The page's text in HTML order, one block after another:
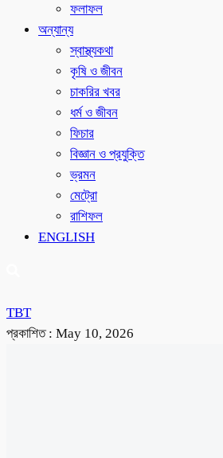
ফলাফল
অন্যান্য
স্বাস্থ্যকথা
কৃষি ও জীবন
চাকরির খবর
ধর্ম ও জীবন
ফিচার
বিজ্ঞান ও প্রযুক্তি
ভ্রমন
মেট্রো
রাশিফল
ENGLISH
TBT
প্রকাশিত : May 10, 2026